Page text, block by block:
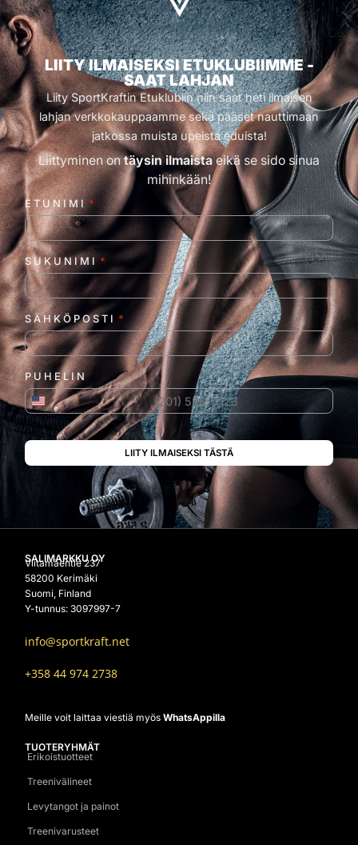
LIITY ILMAISEKSI ETUKLUBIIMME -
SAAT LAHJAN
Liity SportKraftin Etuklubiin niin saat heti ilmaisen
lahjan verkkokauppaamme sekä pääset nauttimaan
jatkossa muista upeista eduista!
Liittyminen ontäysin ilmaistaeikä se sido sinua
mihinkään!
ETUNIMI *
SUKUNIMI *
SÄHKÖPOSTI *
PUHELIN
Yhdysvallat +1
SALIMARKKU OY
Viitamäentie 237
58200 Kerimäki
Suomi, Finland
Y-tunnus: 3097997-7
info@sportkraft.net
+358 44 974 2738
Meille voit laittaa viestiä myös WhatsAppilla
TUOTERYHMÄT
Erikoistuotteet
Treenivälineet
Levytangot ja painot
Treenivarusteet